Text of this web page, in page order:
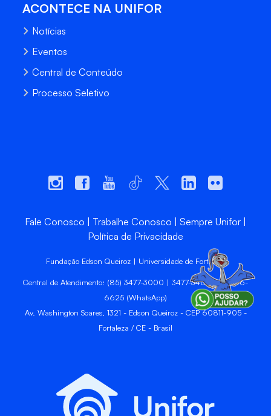
ACONTECE NA UNIFOR
Notícias
Eventos
Central de Conteúdo
Processo Seletivo
Fale Conosco Trabalhe Conosco
Sempre Unifor
Política de Privacidade
Fundação Edson Queiroz | Universidade de Fortaleza
Central de Atendimento: (85) 3477-3000 | 3477-3400 | 99246-
6625 (WhatsApp)
Av. Washington Soares, 1321 - Edson Queiroz - CEP 60811-905 -
Fortaleza / CE - Brasil